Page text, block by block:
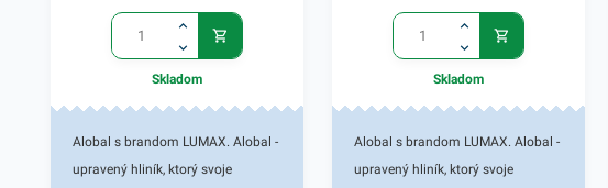
Skladom
Alobal s brandom LUMAX. Alobal -
upravený hliník, ktorý svoje
Skladom
Alobal s brandom LUMAX. Alobal -
upravený hliník, ktorý svoje